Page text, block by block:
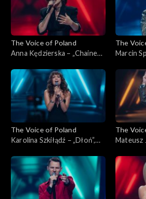
The Voice of Poland
Anna Kędzierska – „Chained
of Poland”, Nokaut, 1
listopada 2025
The
Marcin
2025
The Voice of Poland
Karolina Szkiłądź – „Dłoń”,
Nokaut, 1 listopada 2025
The
Mateusz
Poland”,
2025